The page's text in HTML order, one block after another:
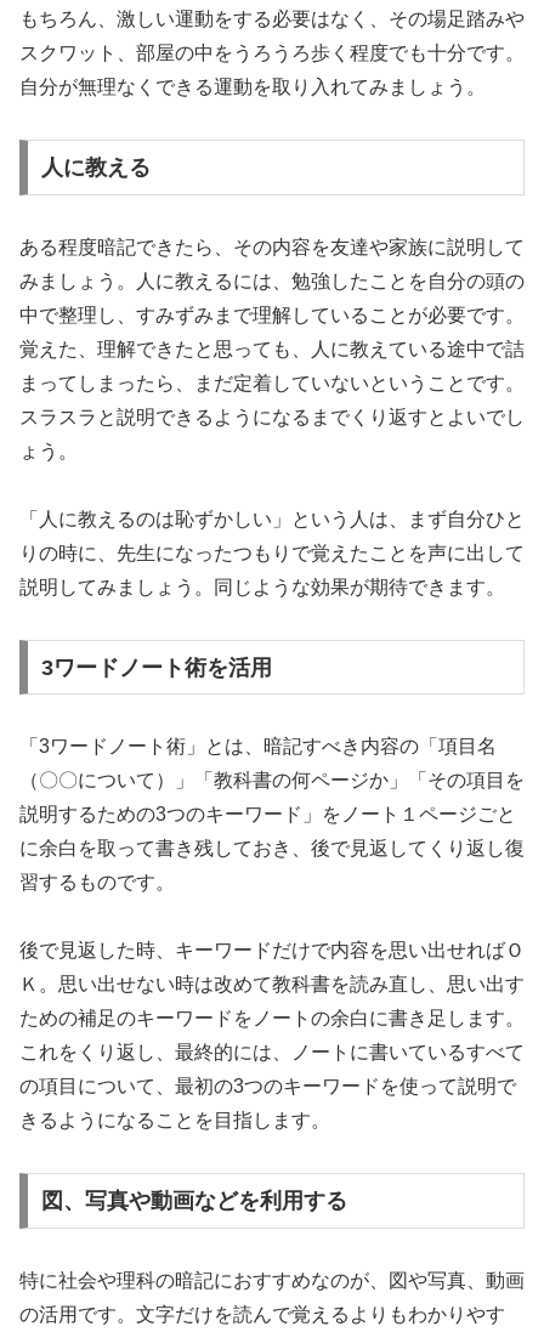
もちろん、激しい運動をする必要はなく、その場足踏みや
スクワット、部屋の中をうろうろ歩く程度でも十分です。
自分が無理なくできる運動を取り入れてみましょう。
人に教える
ある程度暗記できたら、その内容を友達や家族に説明して
みましょう。人に教えるには、勉強したことを自分の頭の
中で整理し、すみずみまで理解していることが必要です。
覚えた、理解できたと思っても、人に教えている途中で詰
まってしまったら、まだ定着していないということです。
スラスラと説明できるようになるまでくり返すとよいでし
ょう。
「人に教えるのは恥ずかしい」という人は、まず自分ひと
りの時に、先生になったつもりで覚えたことを声に出して
説明してみましょう。同じような効果が期待できます。
3ワードノート術を活用
「3ワードノート術」とは、暗記すべき内容の「項目名
（〇〇について）」「教科書の何ページか」「その項目を
説明するための3つのキーワード」をノート１ページごと
に余白を取って書き残しておき、後で見返してくり返し復
習するものです。
後で見返した時、キーワードだけで内容を思い出せればＯ
Ｋ。思い出せない時は改めて教科書を読み直し、思い出す
ための補足のキーワードをノートの余白に書き足します。
これをくり返し、最終的には、ノートに書いているすべて
の項目について、最初の3つのキーワードを使って説明で
きるようになることを目指します。
図、写真や動画などを利用する
特に社会や理科の暗記におすすめなのが、図や写真、動画
の活用です。文字だけを読んで覚えるよりもわかりやす